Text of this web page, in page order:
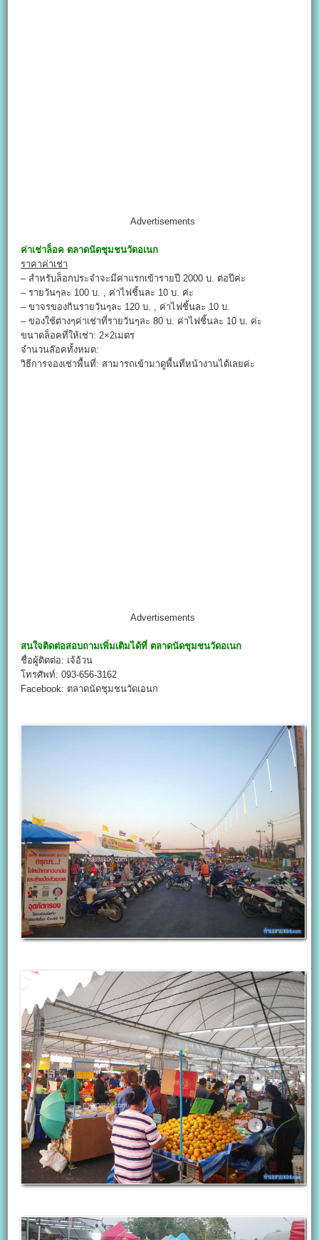
Advertisements
ค่าเช่าล็อค ตลาดนัดชุมชนวัดอเนก
ราคาค่าเช่า
– สำหรับล็อกประจำจะมีค่าแรกเข้ารายปี 2000 บ. ต่อปีค่ะ
– รายวันๆละ 100 บ. , ค่าไฟชิ้นละ 10 บ. ค่ะ
– ขาจรของกินรายวันๆละ 120 บ. , ค่าไฟชิ้นละ 10 บ.
– ของใช้ต่างๆค่าเช่าที่รายวันๆละ 80 บ. ค่าไฟชิ้นละ 10 บ. ค่ะ
ขนาดล็อคที่ให้เช่า: 2×2เมตร
จำนวนล๊อคทั้งหมด:
วิธีการจองเช่าพื้นที่: สามารถเข้ามาดูพื้นที่หน้างานได้เลยค่ะ
Advertisements
สนใจติดต่อสอบถามเพิ่มเติมได้ที่ ตลาดนัดชุมชนวัดอเนก
ชื่อผู้ติดต่อ: เจ้อ้วน
โทรศัพท์: 093-656-3162
Facebook: ตลาดนัดชุมชนวัดเอนก